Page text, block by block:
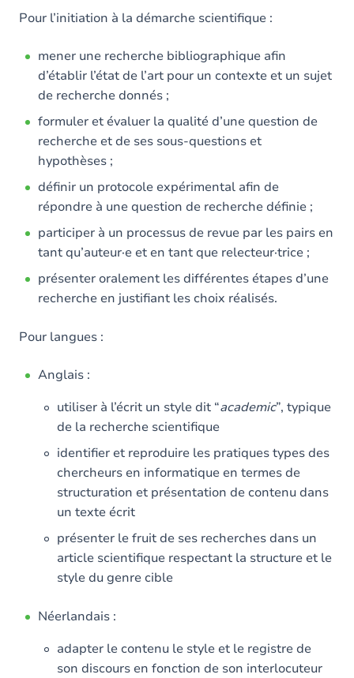
Pour l’initiation à la démarche scientifique :
mener une recherche bibliographique afin
d’établir l’état de l’art pour un contexte et un sujet
de recherche donnés ;
formuler et évaluer la qualité d’une question de
recherche et de ses sous-questions et
hypothèses ;
définir un protocole expérimental afin de
répondre à une question de recherche définie ;
participer à un processus de revue par les pairs en
tant qu’auteur·e et en tant que relecteur·trice ;
présenter oralement les différentes étapes d’une
recherche en justifiant les choix réalisés.
Pour langues :
Anglais :
utiliser à l’écrit un style dit “academic”, typique
de la recherche scientifique
identifier et reproduire les pratiques types des
chercheurs en informatique en termes de
structuration et présentation de contenu dans
un texte écrit
présenter le fruit de ses recherches dans un
article scientifique respectant la structure et le
style du genre cible
Néerlandais :
adapter le contenu le style et le registre de
son discours en fonction de son interlocuteur